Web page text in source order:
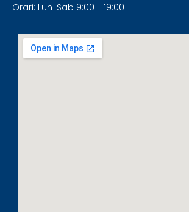
Orari: Lun-Sab 9:00 - 19:00